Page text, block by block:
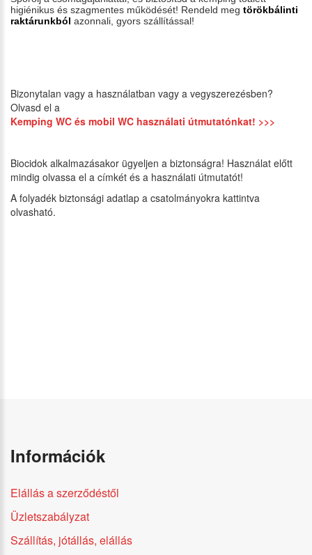
higiénikus és szagmentes működését! Rendeld meg törökbálinti
raktárunkból azonnali, gyors szállítással!
Bizonytalan vagy a használatban vagy a vegyszerezésben?
Olvasd el a
Kemping WC és mobil WC használati útmutatónkat! >>>
Biocidok alkalmazásakor ügyeljen a biztonságra! Használat előtt
mindig olvassa el a címkét és a használati útmutatót!
A folyadék biztonsági adatlap a csatolmányokra kattintva
olvasható.
Információk
Elállás a szerződéstől
Üzletszabályzat
Szállítás, jótállás, elállás